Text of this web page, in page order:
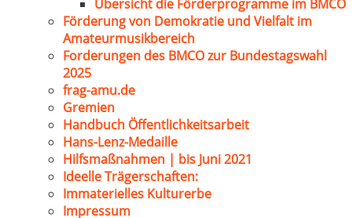
Übersicht die Förderprogramme im BMCO
Förderung von Demokratie und Vielfalt im
Amateurmusikbereich
Forderungen des BMCO zur Bundestagswahl
2025
frag-amu.de
Gremien
Handbuch Öffentlichkeitsarbeit
Hans-Lenz-Medaille
Hilfsmaßnahmen | bis Juni 2021
Ideelle Trägerschaften:
Immaterielles Kulturerbe
Impressum